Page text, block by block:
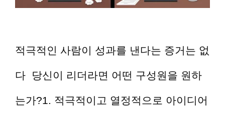
적극적인 사람이 성과를 낸다는 증거는 없
다 당신이 리더라면 어떤 구성원을 원하
는가?1. 적극적이고 열정적으로 아이디어